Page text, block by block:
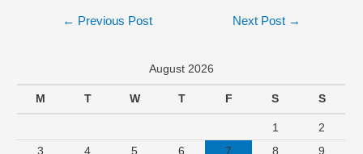
← Previous Post Next Post →
August 2026
M T W T F S S
1
2
3
4 5 6 7 8
9